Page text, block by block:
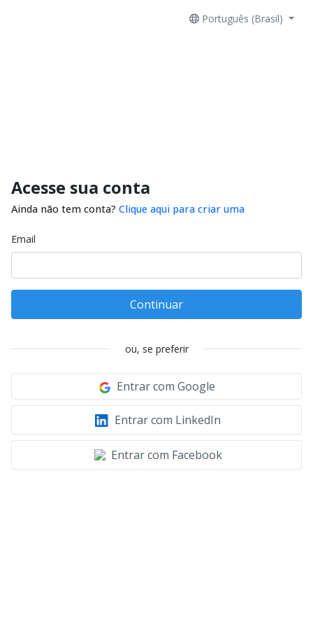
Português (Brasil)
Acesse sua conta
Ainda não tem conta? Clique aqui para criar uma
Email
Continuar
ou, se preferir
Entrar com Google
Entrar com LinkedIn
Entrar com Facebook